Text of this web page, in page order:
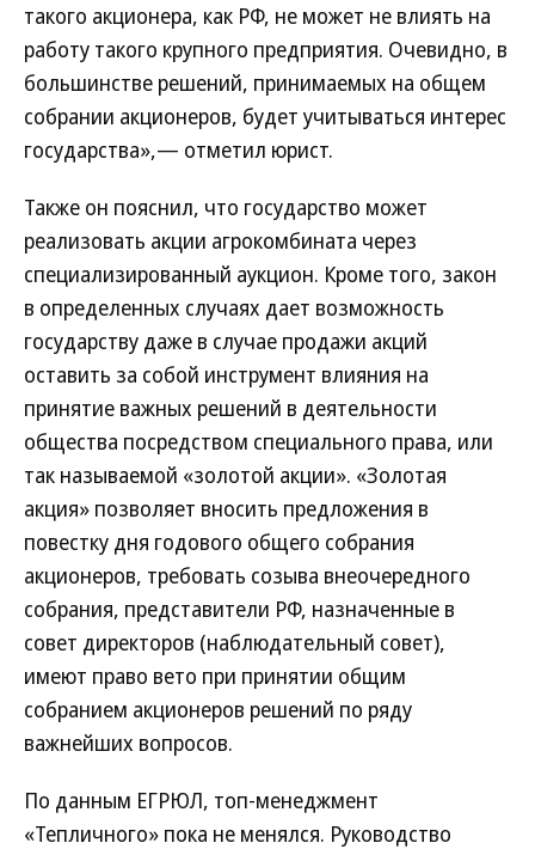
такого акционера, как РФ, не может не влиять на
работу такого крупного предприятия. Очевидно, в
большинстве решений, принимаемых на общем
собрании акционеров, будет учитываться интерес
государства»,— отметил юрист.
Также он пояснил, что государство может
реализовать акции агрокомбината через
специализированный аукцион. Кроме того, закон
в определенных случаях дает возможность
государству даже в случае продажи акций
оставить за собой инструмент влияния на
принятие важных решений в деятельности
общества посредством специального права, или
так называемой «золотой акции». «Золотая
акция» позволяет вносить предложения в
повестку дня годового общего собрания
акционеров, требовать созыва внеочередного
собрания, представители РФ, назначенные в
совет директоров (наблюдательный совет),
имеют право вето при принятии общим
собранием акционеров решений по ряду
важнейших вопросов.
По данным ЕГРЮЛ, топ-менеджмент
«Тепличного» пока не менялся. Руководство